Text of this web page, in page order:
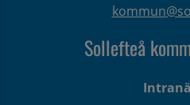
Sollefteå